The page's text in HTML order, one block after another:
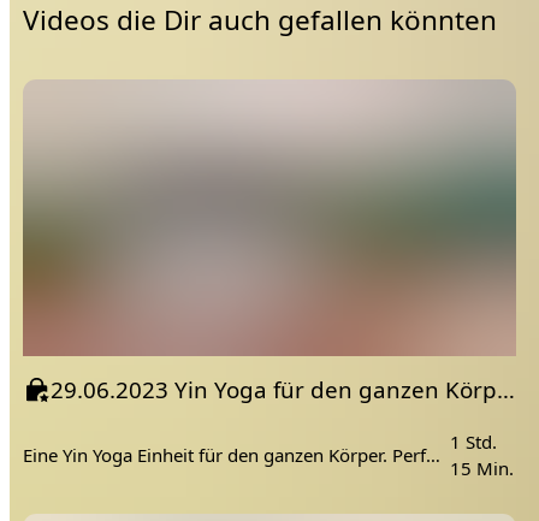
Videos die Dir auch gefallen könnten
29.06.2023 Yin Yoga für den ganzen Körper
Eine Yin Yoga Einheit für den ganzen Körper. Perfekt zum Entspannen und runter kommen.
1 Std.
15 Min.